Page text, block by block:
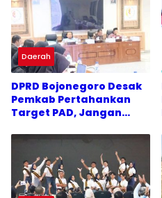
Daerah
DPRD Bojonegoro Desak
Pemkab Pertahankan
Target PAD, Jangan